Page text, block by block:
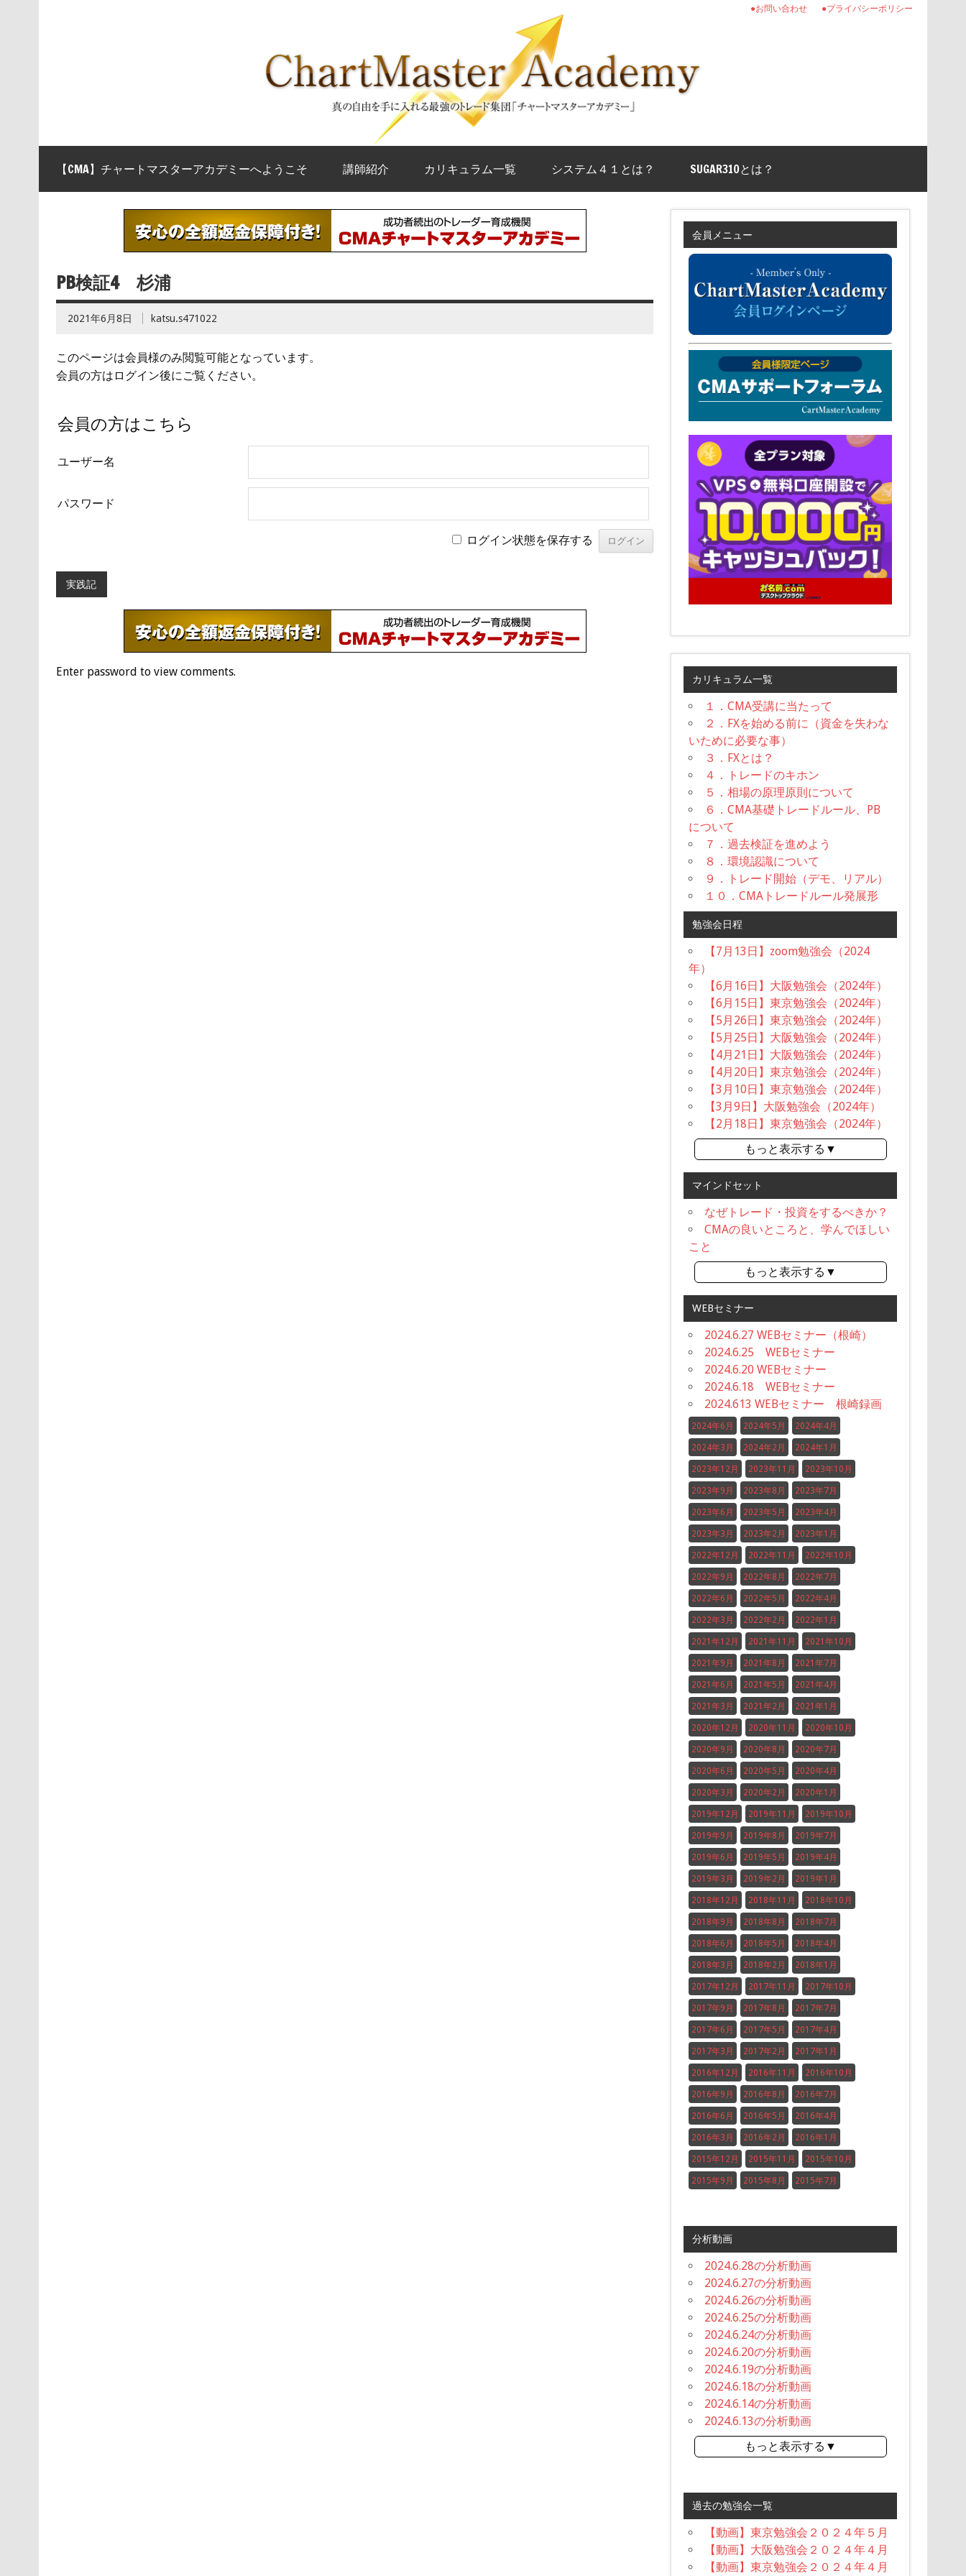
●プライバシーポリシー
●お問い合わせ
【CMA】チャートマスターアカデミーへようこそ 講師紹介 カリキュラム一覧 システム４１とは？ SUGAR310とは？
PB検証4 杉浦
2021年6月8日 katsu.s471022
このページは会員様のみ閲覧可能となっています。
会員の方はログイン後にご覧ください。
会員の方はこちら
ユーザー名
パスワード
ログイン状態を保存する
実践記
Enter password to view comments.
会員メニュー
カリキュラム一覧
１．CMA受講に当たって
２．FXを始める前に（資金を失わな
いために必要な事）
３．FXとは？
４．トレードのキホン
５．相場の原理原則について
６．CMA基礎トレードルール、PB
について
７．過去検証を進めよう
８．環境認識について
９．トレード開始（デモ、リアル）
１０．CMAトレードルール発展形
勉強会日程
【7月13日】zoom勉強会（2024
年）
【6月16日】大阪勉強会（2024年）
【6月15日】東京勉強会（2024年）
【5月26日】東京勉強会（2024年）
【5月25日】大阪勉強会（2024年）
【4月21日】大阪勉強会（2024年）
【4月20日】東京勉強会（2024年）
【3月10日】東京勉強会（2024年）
【3月9日】大阪勉強会（2024年）
【2月18日】東京勉強会（2024年）
もっと表示する▼
マインドセット
なぜトレード・投資をするべきか？
CMAの良いところと、学んでほしい
こと
もっと表示する▼
WEBセミナー
2024.6.27 WEBセミナー（根崎）
2024.6.25 WEBセミナー
2024.6.20 WEBセミナー
2024.6.18 WEBセミナー
2024.613 WEBセミナー 根崎録画
2024年6月 2024年5月 2024年4月
2024年3月 2024年2月 2024年1月
2023年12月 2023年11月 2023年10月
2023年9月 2023年8月 2023年7月
2023年6月 2023年5月 2023年4月
2023年3月 2023年2月 2023年1月
2022年12月 2022年11月 2022年10月
2022年9月 2022年8月 2022年7月
2022年6月 2022年5月 2022年4月
2022年3月 2022年2月 2022年1月
2021年12月 2021年11月 2021年10月
2021年9月 2021年8月 2021年7月
2021年6月 2021年5月 2021年4月
2021年3月 2021年2月 2021年1月
2020年12月 2020年11月 2020年10月
2020年9月 2020年8月 2020年7月
2020年6月 2020年5月 2020年4月
2020年3月 2020年2月 2020年1月
2019年12月 2019年11月 2019年10月
2019年9月 2019年8月 2019年7月
2019年6月 2019年5月 2019年4月
2019年3月 2019年2月 2019年1月
2018年12月 2018年11月 2018年10月
2018年9月 2018年8月 2018年7月
2018年6月 2018年5月 2018年4月
2018年3月 2018年2月 2018年1月
2017年12月 2017年11月 2017年10月
2017年9月 2017年8月 2017年7月
2017年6月 2017年5月 2017年4月
2017年3月 2017年2月 2017年1月
2016年12月 2016年11月 2016年10月
2016年9月 2016年8月 2016年7月
2016年6月 2016年5月 2016年4月
2016年3月 2016年2月 2016年1月
2015年12月 2015年11月 2015年10月
2015年9月 2015年8月 2015年7月
分析動画
2024.6.28の分析動画
2024.6.27の分析動画
2024.6.26の分析動画
2024.6.25の分析動画
2024.6.24の分析動画
2024.6.20の分析動画
2024.6.19の分析動画
2024.6.18の分析動画
2024.6.14の分析動画
2024.6.13の分析動画
もっと表示する▼
過去の勉強会一覧
【動画】東京勉強会２０２４年５月
【動画】大阪勉強会２０２４年４月
【動画】東京勉強会２０２４年４月